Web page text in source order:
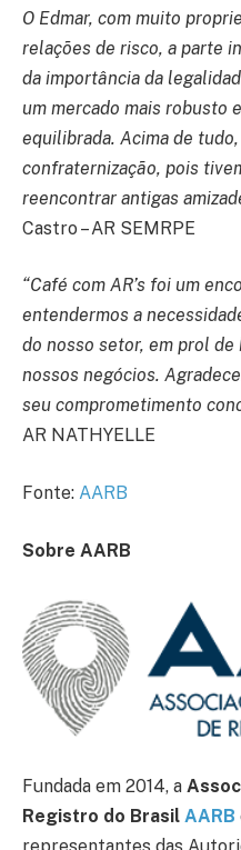
O Edmar, com muito
relações de risco, a parte
da importância da
um mercado mais robusto
equilibrada. Acima de
confraternização, pois
reencontrar antigas
Castro – AR SEMRPE
“Café com AR’s foi um
entendermos a
do nosso setor, em prol
nossos negócios.
seu comprometimento
AR NATHYELLE
Fonte: AARB
Sobre AARB
Fundada em 2014, a
Registro do Brasil AARB
representantes das